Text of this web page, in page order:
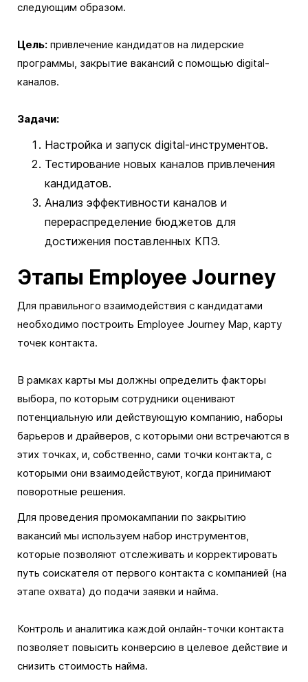
следующим образом.
Цель: привлечение кандидатов на лидерские
программы, закрытие вакансий с помощью digital-
каналов.
Задачи:
Настройка и запуск digital-инструментов.
Тестирование новых каналов привлечения
кандидатов.
Анализ эффективности каналов и
перераспределение бюджетов для
достижения поставленных КПЭ.
Этапы Employee Journey
Для правильного взаимодействия с кандидатами
необходимо построить Employee Journey Map, карту
точек контакта.
В рамках карты мы должны определить факторы
выбора, по которым сотрудники оценивают
потенциальную или действующую компанию, наборы
барьеров и драйверов, с которыми они встречаются в
этих точках, и, собственно, сами точки контакта, с
которыми они взаимодействуют, когда принимают
поворотные решения.
Для проведения промокампании по закрытию
вакансий мы используем набор инструментов,
которые позволяют отслеживать и корректировать
путь соискателя от первого контакта с компанией (на
этапе охвата) до подачи заявки и найма.
Контроль и аналитика каждой онлайн-точки контакта
позволяет повысить конверсию в целевое действие и
снизить стоимость найма.